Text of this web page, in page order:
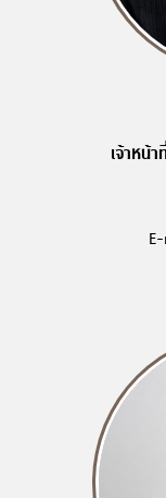
เจ้าหน้